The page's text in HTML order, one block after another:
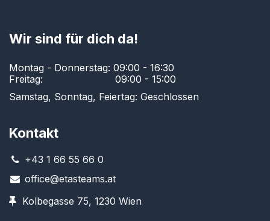
Wir sind für dich da!
Montag - Donnerstag: 09:00 - 16:30
Freitag:
​ ​09:00 - 15:00​
Samstag, Sonntag, Feiertag: Geschlossen
Kontakt
+43 1 66 55 66 0
office@etasteams.at
Kolbegasse 75, 1230 Wien